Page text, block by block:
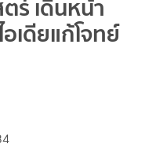
ร์ เดินหน้า
เดียแก้โจทย์